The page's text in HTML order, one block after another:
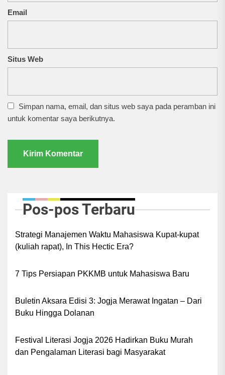
Email
Situs Web
Simpan nama, email, dan situs web saya pada peramban ini
untuk komentar saya berikutnya.
Pos-pos Terbaru
Strategi Manajemen Waktu Mahasiswa Kupat-kupat
(kuliah rapat), In This Hectic Era?
7 Tips Persiapan PKKMB untuk Mahasiswa Baru
Buletin Aksara Edisi 3: Jogja Merawat Ingatan – Dari
Buku Hingga Dolanan
Festival Literasi Jogja 2026 Hadirkan Buku Murah
dan Pengalaman Literasi bagi Masyarakat